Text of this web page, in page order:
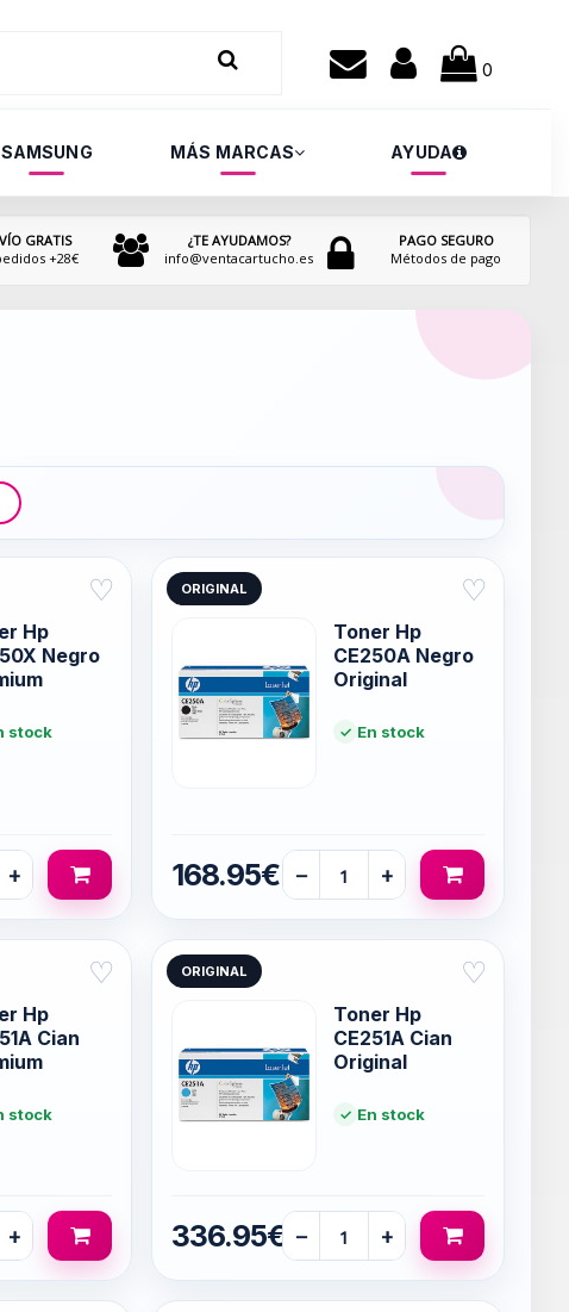
0
SAMSUNG MÁS MARCAS AYUDA
GRATIS
+28€
¿TE AYUDAMOS?
info@ventacartucho.es
PAGO SEGURO
Métodos de pago
♡
Hp
Negro
stock
+
ORIGINAL ♡
Toner Hp
CE250A Negro
Original
En stock
168.95€ − +
♡
Hp
Cian
stock
+
ORIGINAL ♡
Toner Hp
CE251A Cian
Original
En stock
336.95€ − +